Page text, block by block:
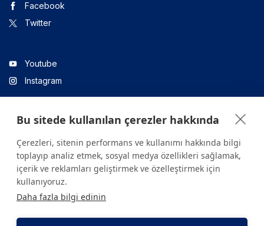
Facebook
Twitter
Youtube
Instagram
Linkedin
Sitede yer alan tüm içerikler yalnızca bilgilendirme amaçlıdır.
Sağlığınızla ilgili sorularınız için mutlaka doktoruza ya da bir sağlık
kuruluşuna başvurunuz.
Bu sitede kullanılan çerezler hakkında
Çerezleri, sitenin performans ve kullanımı hakkında bilgi
toplayıp analiz etmek, sosyal medya özellikleri sağlamak,
içerik ve reklamları geliştirmek ve özelleştirmek için
kullanıyoruz.
Daha fazla bilgi edinin